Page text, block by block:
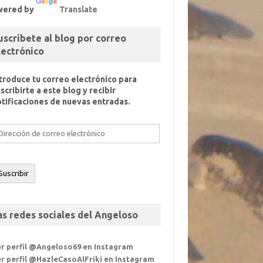
by Translate
al blog por correo
tu correo electrónico para
a este blog y recibir
de nuevas entradas.
redes sociales del Angeloso
perfil @Angeloso69 en Instagram
perfil @HazleCasoAlFriki en Instagram